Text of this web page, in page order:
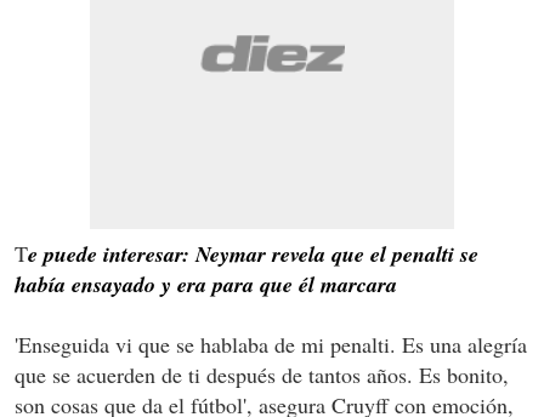
Te puede interesar: Neymar revela que el penalti se
había ensayado y era para que él marcara
'Enseguida vi que se hablaba de mi penalti. Es una alegría
que se acuerden de ti después de tantos años. Es bonito,
son cosas que da el fútbol', asegura Cruyff con emoción,